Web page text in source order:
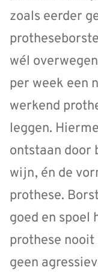
zoals eerder
wél
per week een
werkend
leggen.
ontstaan door
wijn, én de
prothese.
goed en spoel
prothese
geen